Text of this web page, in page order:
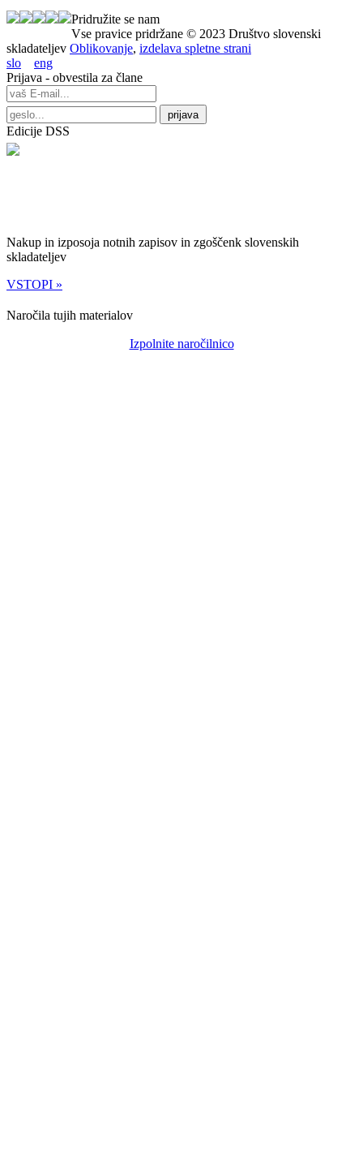
Pridružite se nam
Vse pravice pridržane © 2023 Društvo slovenski
skladateljev Oblikovanje, izdelava spletne strani
slo
eng
Prijava - obvestila za člane
Edicije DSS
Nakup in izposoja notnih zapisov in zgoščenk slovenskih
skladateljev
VSTOPI »
Naročila tujih materialov
Izpolnite naročilnico